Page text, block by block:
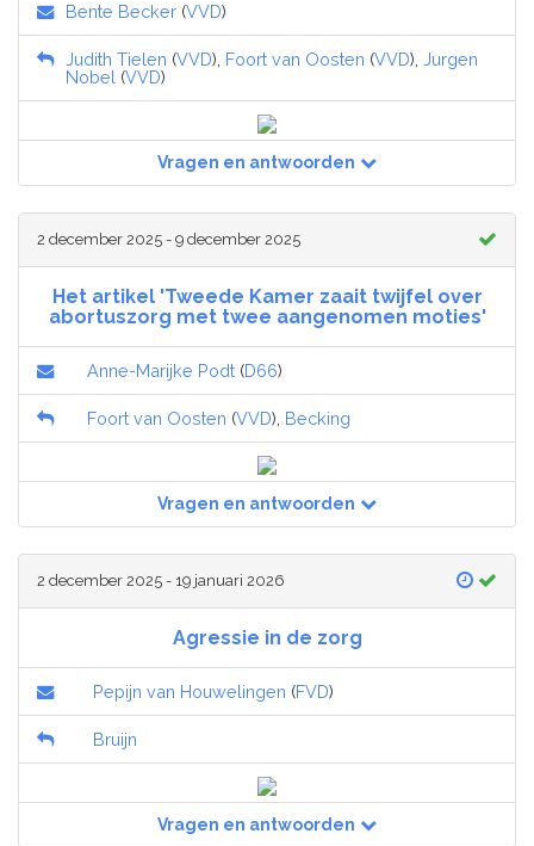
Bente Becker (VVD)
Judith Tielen (VVD), Foort van Oosten (VVD), Jurgen
Nobel (VVD)
Vragen en antwoorden
2 december 2025 - 9 december 2025
Het artikel 'Tweede Kamer zaait twijfel over
abortuszorg met twee aangenomen moties'
Anne-Marijke Podt (D66)
Foort van Oosten (VVD), Becking
Vragen en antwoorden
2 december 2025 - 19 januari 2026
Agressie in de zorg
Pepijn van Houwelingen (FVD)
Bruijn
Vragen en antwoorden